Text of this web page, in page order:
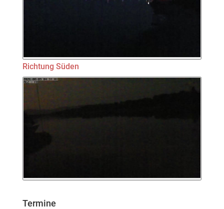
Richtung Süden
Termine